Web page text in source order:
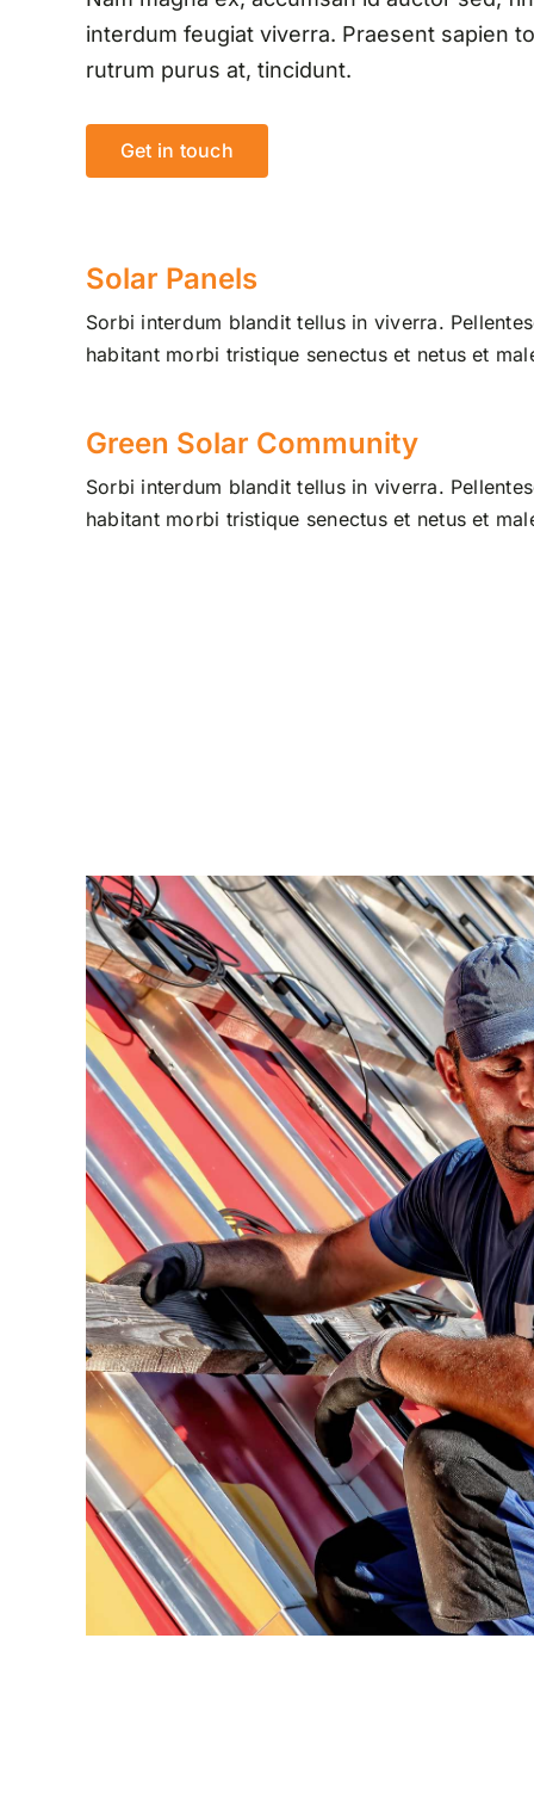
interdum feugiat viverra. Praesent sapien
rutrum purus at, tincidunt.
Get in touch
Solar Panels
Sorbi interdum blandit tellus in viverra.
habitant morbi tristique senectus et netus et
Green Solar Community
Sorbi interdum blandit tellus in viverra.
habitant morbi tristique senectus et netus et